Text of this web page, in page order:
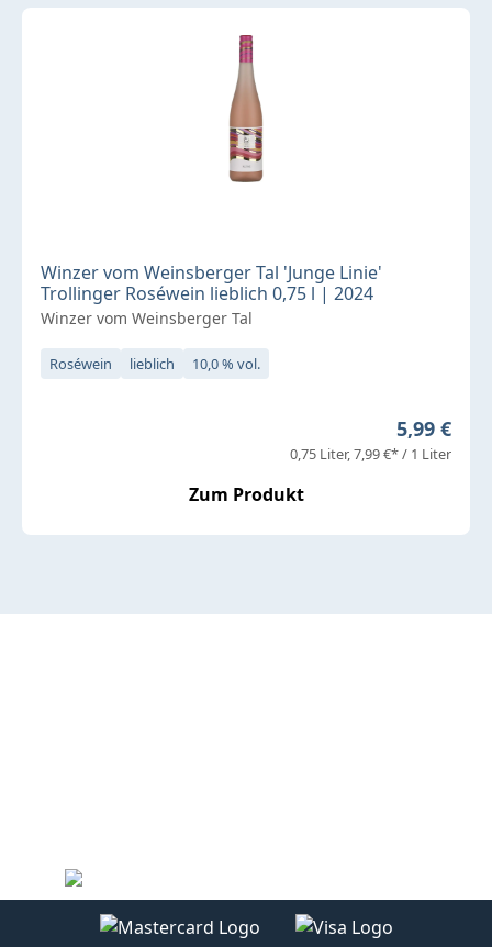
Winzer vom Weinsberger Tal 'Junge Linie'
Trollinger Roséwein lieblich 0,75 l | 2024
Winzer vom Weinsberger Tal
Roséwein lieblich 10,0 % vol.
Regulärer
5,99 €
0,75 Liter 7,99 €* / 1 Liter
Zum Produkt